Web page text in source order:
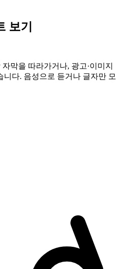
보기
막을 따라가거나, 광고·이미지
니다. 음성으로 듣거나 글자만 모